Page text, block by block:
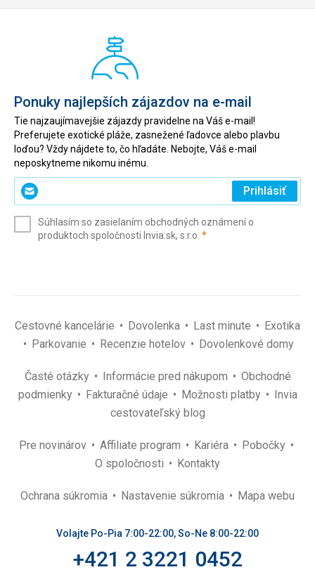
Ponuky najlepších zájazdov na e-mail
Tie najzaujímavejšie zájazdy pravidelne na Váš e-mail!
Preferujete exotické pláže, zasnežené ľadovce alebo plavbu
loďou? Vždy nájdete to, čo hľadáte. Nebojte, Váš e-mail
neposkytneme nikomu inému.
Zadajte
svoj
(povinné)
Prihlásiť
Súhlasím so zasielaním obchodných oznámení o
produktoch spoločnosti Invia.sk, s.r.o. *(povinné)
Cestovné kancelárie Dovolenka Last minute
Exotika
Parkovanie
Recenzie hotelov Dovolenkové domy
Časté otázky Informácie pred nákupom
Obchodné
podmienky
Fakturačné údaje Možnosti platby
Invia
cestovateľský blog
Pre novinárov Affiliate program Kariéra
Pobočky
O spoločnosti
Kontakty
Ochrana súkromia Nastavenie súkromia Mapa webu
Volajte Po-Pia 7:00-22:00, So-Ne 8:00-22:00
+421 2 3221 0452